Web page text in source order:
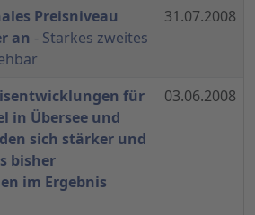
Preisniveau
an - Starkes zweites
31.07.2008
für
in Übersee und
sich stärker und
bisher
im Ergebnis
03.06.2008